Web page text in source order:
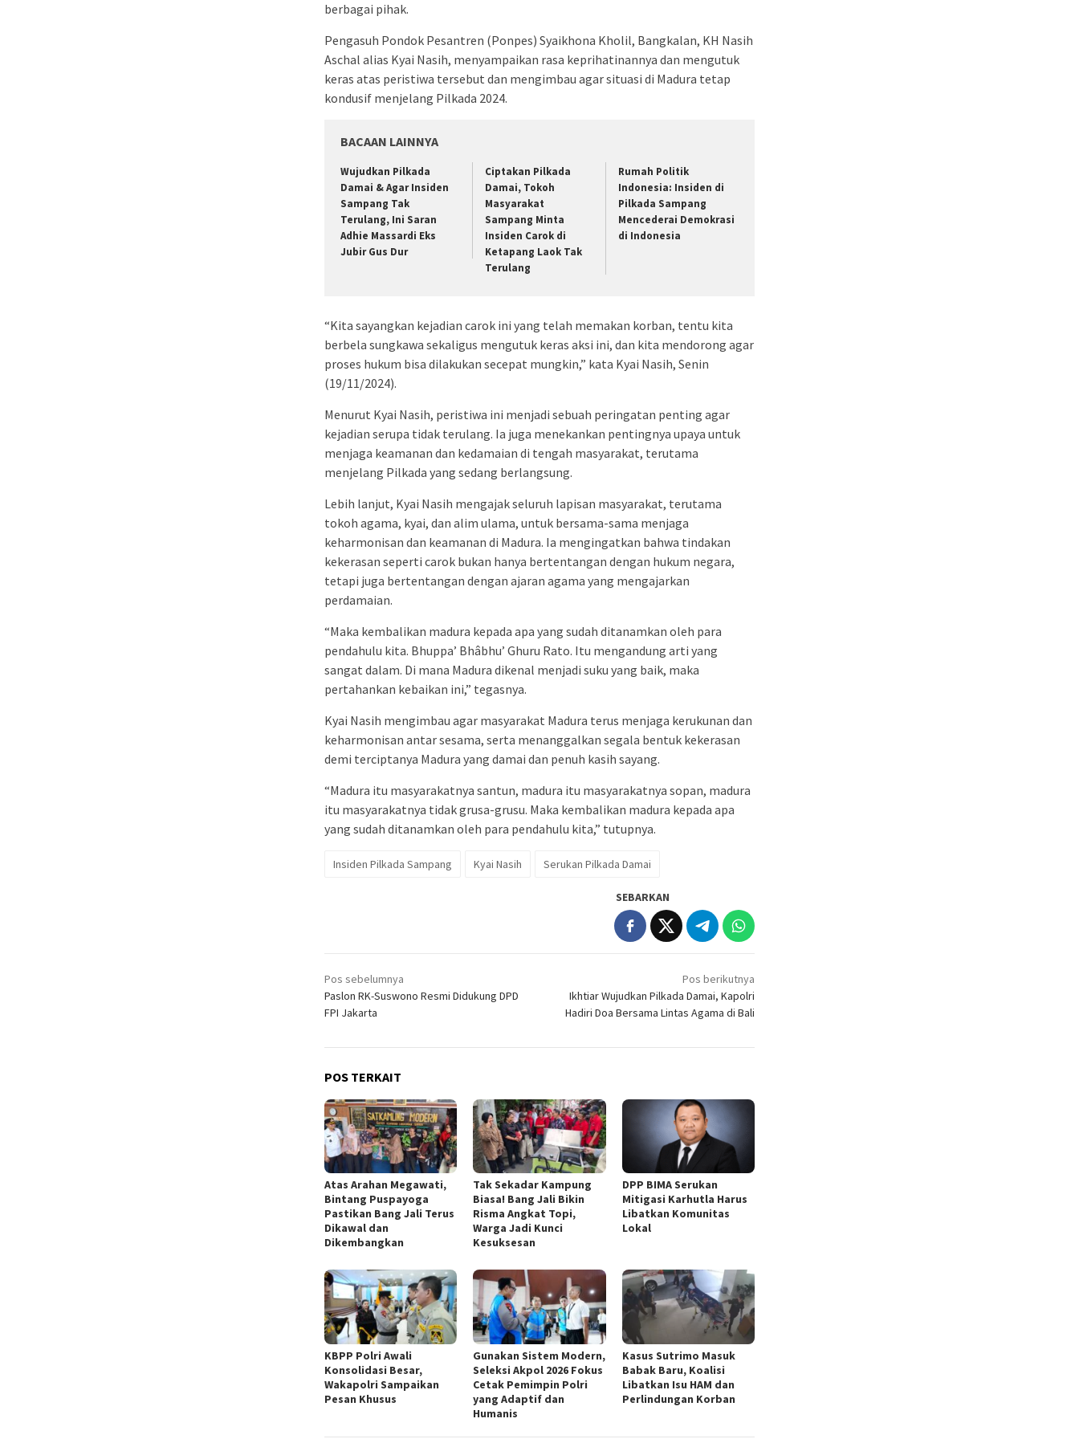
berbagai pihak.
Pengasuh Pondok Pesantren (Ponpes) Syaikhona Kholil, Bangkalan, KH Nasih
Aschal alias Kyai Nasih, menyampaikan rasa keprihatinannya dan mengutuk
keras atas peristiwa tersebut dan mengimbau agar situasi di Madura tetap
kondusif menjelang Pilkada 2024.
BACAAN LAINNYA
Wujudkan Pilkada
Damai & Agar Insiden
Sampang Tak
Terulang, Ini Saran
Adhie Massardi Eks
Jubir Gus Dur
Ciptakan Pilkada
Damai, Tokoh
Masyarakat
Sampang Minta
Insiden Carok di
Ketapang Laok Tak
Terulang
Rumah Politik
Indonesia: Insiden di
Pilkada Sampang
Mencederai Demokrasi
di Indonesia
“Kita sayangkan kejadian carok ini yang telah memakan korban, tentu kita
berbela sungkawa sekaligus mengutuk keras aksi ini, dan kita mendorong agar
proses hukum bisa dilakukan secepat mungkin,” kata Kyai Nasih, Senin
(19/11/2024).
Menurut Kyai Nasih, peristiwa ini menjadi sebuah peringatan penting agar
kejadian serupa tidak terulang. Ia juga menekankan pentingnya upaya untuk
menjaga keamanan dan kedamaian di tengah masyarakat, terutama
menjelang Pilkada yang sedang berlangsung.
Lebih lanjut, Kyai Nasih mengajak seluruh lapisan masyarakat, terutama
tokoh agama, kyai, dan alim ulama, untuk bersama-sama menjaga
keharmonisan dan keamanan di Madura. Ia mengingatkan bahwa tindakan
kekerasan seperti carok bukan hanya bertentangan dengan hukum negara,
tetapi juga bertentangan dengan ajaran agama yang mengajarkan
perdamaian.
“Maka kembalikan madura kepada apa yang sudah ditanamkan oleh para
pendahulu kita. Bhuppa’ Bhâbhu’ Ghuru Rato. Itu mengandung arti yang
sangat dalam. Di mana Madura dikenal menjadi suku yang baik, maka
pertahankan kebaikan ini,” tegasnya.
Kyai Nasih mengimbau agar masyarakat Madura terus menjaga kerukunan dan
keharmonisan antar sesama, serta menanggalkan segala bentuk kekerasan
demi terciptanya Madura yang damai dan penuh kasih sayang.
“Madura itu masyarakatnya santun, madura itu masyarakatnya sopan, madura
itu masyarakatnya tidak grusa-grusu. Maka kembalikan madura kepada apa
yang sudah ditanamkan oleh para pendahulu kita,” tutupnya.
Insiden Pilkada Sampang Kyai Nasih Serukan Pilkada Damai
SEBARKAN
Navigasi
pos
Pos sebelumnya
Paslon RK-Suswono Resmi Didukung DPD
FPI Jakarta
Pos berikutnya
Ikhtiar Wujudkan Pilkada Damai, Kapolri
Hadiri Doa Bersama Lintas Agama di Bali
POS TERKAIT
Atas Arahan Megawati,
Bintang Puspayoga
Pastikan Bang Jali Terus
Dikawal dan
Dikembangkan
Tak Sekadar Kampung
Biasa! Bang Jali Bikin
Risma Angkat Topi,
Warga Jadi Kunci
Kesuksesan
DPP BIMA Serukan
Mitigasi Karhutla Harus
Libatkan Komunitas
Lokal
KBPP Polri Awali
Konsolidasi Besar,
Wakapolri Sampaikan
Pesan Khusus
Gunakan Sistem Modern,
Seleksi Akpol 2026 Fokus
Cetak Pemimpin Polri
yang Adaptif dan
Humanis
Kasus Sutrimo Masuk
Babak Baru, Koalisi
Libatkan Isu HAM dan
Perlindungan Korban